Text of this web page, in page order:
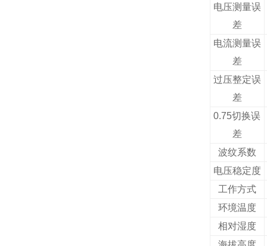
电压测量误
差
电流测量误
差
过压整定误
差
0.75切换误
差
波纹系数
电压稳定度
工作方式
环境温度
相对湿度